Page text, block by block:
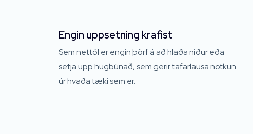
Engin uppsetning krafist
Sem nettól er engin þörf á að hlaða niður eða
setja upp hugbúnað, sem gerir tafarlausa notkun
úr hvaða tæki sem er.